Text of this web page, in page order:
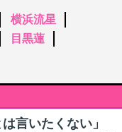
横浜流星
目黒蓮
言いたくない」